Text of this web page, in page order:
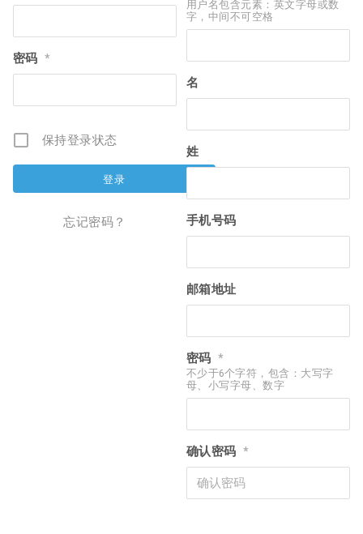
密码 *
保持登录状态
忘记密码？
用户名包含元素：英文字母或数
字，中间不可空格
名
姓
手机号码
邮箱地址
密码 *
不少于6个字符，包含：大写字
母、小写字母、数字
确认密码 *